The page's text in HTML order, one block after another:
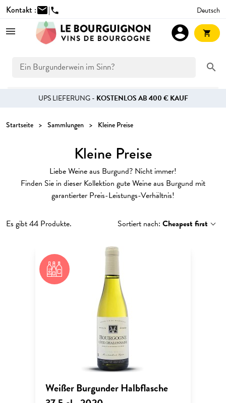
Kontakt :mail|phone Deutsch
search
account_circle shopping_cart
UPS LIEFERUNG - KOSTENLOS AB 400 € KAUF
Startseite Sammlungen Kleine Preise
Kleine Preise
Liebe Weine aus Burgund? Nicht immer!
Finden Sie in dieser Kollektion gute Weine aus Burgund mit
garantierter Preis-Leistungs-Verhältnis!
Es gibt 44 Produkte. Sortiert nach: Cheapest first
Weißer Burgunder Halbflasche